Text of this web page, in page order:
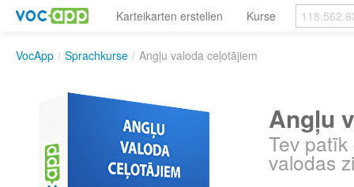
Karteikarten erstellen Kurse
VocApp / Sprachkurse / Angļu valoda ceļotājiem
Angļu
Tev
valodas